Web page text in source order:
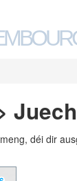
déi dir